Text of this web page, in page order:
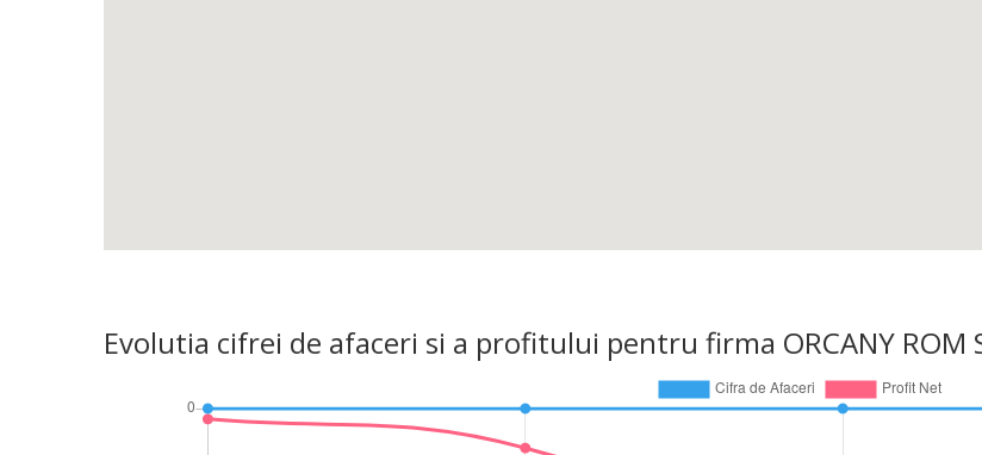
Evolutia cifrei de afaceri si a profitului pentru firma ORCANY ROM